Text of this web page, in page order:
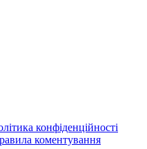
конфіденційності
коментування